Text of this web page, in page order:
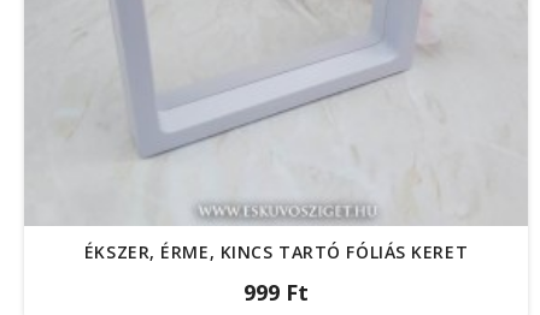
ÉKSZER, ÉRME, KINCS TARTÓ FÓLIÁS KERET
999 Ft